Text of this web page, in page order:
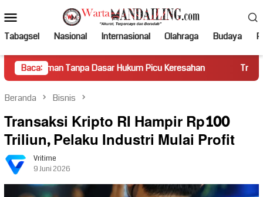
ke
kontenMobile
Tabagsel Nasional Internasional Olahraga Budaya
Baca:
Dasar Hukum Picu Keresahan Truk Miring Hambat
Beranda Bisnis
Transaksi Kripto RI Hampir Rp100
Triliun, Pelaku Industri Mulai Profit
Vritime
9 Juni 2026